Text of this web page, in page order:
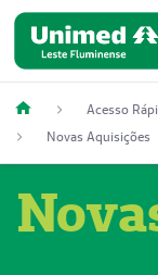
Acesso
Novas Aquisições